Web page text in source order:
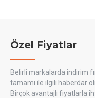
Özel Fiyatlar
Belirli markalarda indirim
tamamı ile ilgili haberdar
Birçok avantajlı fiyatlarla